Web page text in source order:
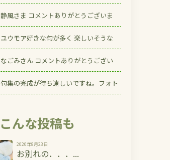
静風さま コメントありがとうございま
ユウモア好きな句が多く 楽しいそうな
なごみさん コメントありがとうござい
句集の完成が待ち遠しいですね。フォト
こんな投稿も
2020年8月23日
お別れの．．．...